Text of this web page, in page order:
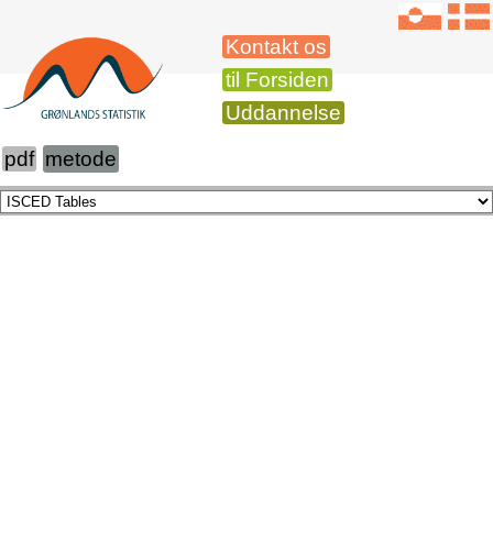
Kontakt os
til Forsiden
Uddannelse
pdf metode